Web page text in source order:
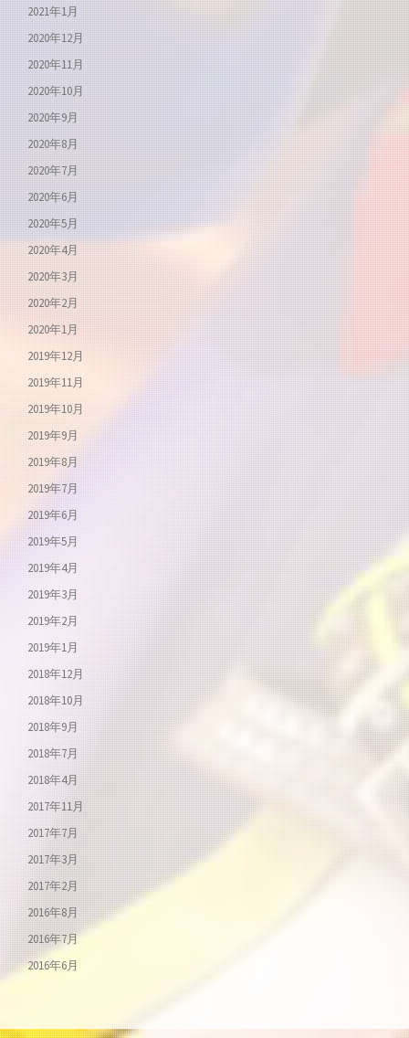
2021年1月
2020年12月
2020年11月
2020年10月
2020年9月
2020年8月
2020年7月
2020年6月
2020年5月
2020年4月
2020年3月
2020年2月
2020年1月
2019年12月
2019年11月
2019年10月
2019年9月
2019年8月
2019年7月
2019年6月
2019年5月
2019年4月
2019年3月
2019年2月
2019年1月
2018年12月
2018年10月
2018年9月
2018年7月
2018年4月
2017年11月
2017年7月
2017年3月
2017年2月
2016年8月
2016年7月
2016年6月